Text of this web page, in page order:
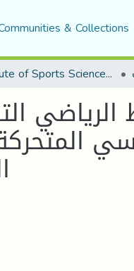
& Collections
Institute of Sports Sciences and Techniques